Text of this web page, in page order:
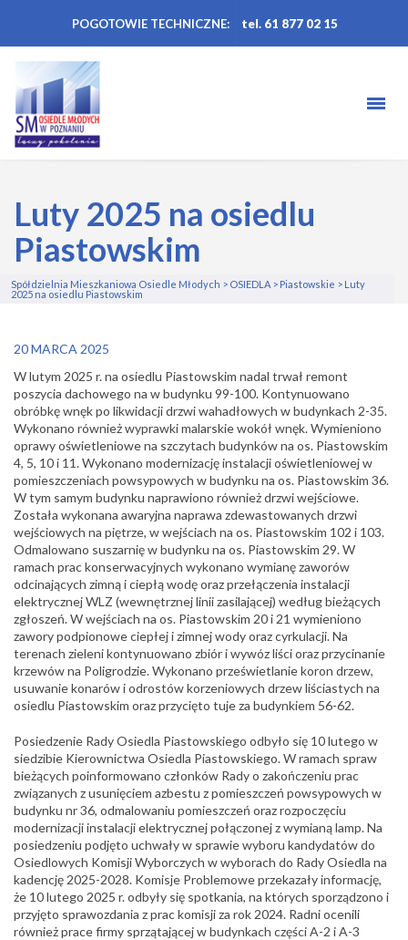
POGOTOWIE TECHNICZNE: tel. 61 877 02 15
Luty 2025 na osiedlu
Piastowskim
Spółdzielnia Mieszkaniowa Osiedle Młodych > OSIEDLA > Piastowskie > Luty
2025 na osiedlu Piastowskim
20 MARCA 2025
W lutym 2025 r. na osiedlu Piastowskim nadal trwał remont
poszycia dachowego na w budynku 99-100. Kontynuowano
obróbkę wnęk po likwidacji drzwi wahadłowych w budynkach 2-35.
Wykonano również wyprawki malarskie wokół wnęk. Wymieniono
oprawy oświetleniowe na szczytach budynków na os. Piastowskim
4, 5, 10 i 11. Wykonano modernizację instalacji oświetleniowej w
pomieszczeniach powsypowych w budynku na os. Piastowskim 36.
W tym samym budynku naprawiono również drzwi wejściowe.
Została wykonana awaryjna naprawa zdewastowanych drzwi
wejściowych na piętrze, w wejściach na os. Piastowskim 102 i 103.
Odmalowano suszarnię w budynku na os. Piastowskim 29. W
ramach prac konserwacyjnych wykonano wymianę zaworów
odcinających zimną i ciepłą wodę oraz przełączenia instalacji
elektrycznej WLZ (wewnętrznej linii zasilającej) według bieżących
zgłoszeń.W wejściach na os. Piastowskim 20 i 21 wymieniono
zawory podpionowe ciepłej i zimnej wody oraz cyrkulacji.Na
terenach zieleni kontynuowano zbiór i wywóz liści oraz przycinanie
krzewów na Poligrodzie. Wykonano prześwietlanie koron drzew,
usuwanie konarów i odrostów korzeniowych drzew liściastych na
osiedlu Piastowskim oraz przycięto tuje za budynkiem 56-62.
Posiedzenie Rady Osiedla Piastowskiego odbyło się 10 lutego w
siedzibie Kierownictwa Osiedla Piastowskiego.W ramach spraw
bieżących poinformowano członków Rady o zakończeniu prac
związanych z usunięciem azbestu z pomieszczeń powsypowych w
budynku nr 36, odmalowaniu pomieszczeń oraz rozpoczęciu
modernizacji instalacji elektrycznej połączonej z wymianą lamp.Na
posiedzeniu podjęto uchwały w sprawie wyboru kandydatów do
Osiedlowych Komisji Wyborczych w wyborach do Rady Osiedla na
kadencję 2025-2028. Komisje Problemowe przekazały informację,
że 10 lutego 2025 r. odbyły się spotkania, na których sporządzono i
przyjęto sprawozdania z prac komisji za rok 2024. Radni ocenili
również prace firmy sprzątającej w budynkach części A-2 i A-3